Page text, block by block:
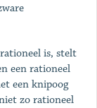
is, stelt
een rationeel
een knipoog
zo rationeel